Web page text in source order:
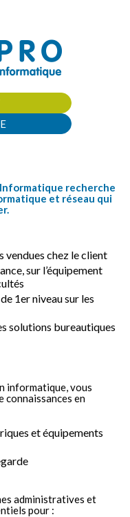
Informatique recherche
et réseau qui
vendues chez le client
sur l’équipement
1er niveau sur les
solutions bureautiques
informatique, vous
connaissances en
et équipements
administratives et
pour :